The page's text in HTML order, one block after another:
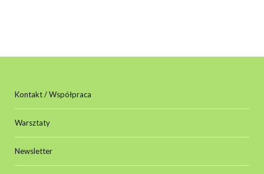
Kontakt / Współpraca
Warsztaty
Newsletter